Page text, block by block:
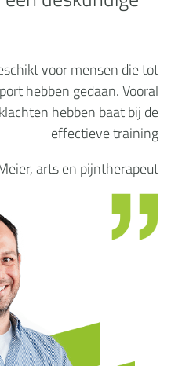
voor mensen die tot
hebben gedaan. Vooral
hebben baat bij de
effectieve training
arts en pijntherapeut